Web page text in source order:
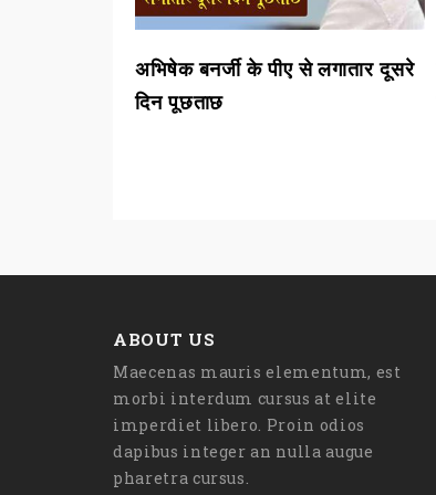
अभिषेक बनर्जी के पीए से लगातार दूसरे
दिन पूछताछ
ABOUT US
Maecenas mauris elementum, est
morbi interdum cursus at elite
imperdiet libero. Proin odios
dapibus integer an nulla augue
pharetra cursus.